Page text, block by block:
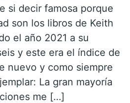
si decir famosa porque
son los libros de Keith
el año 2021 a su
y este era el índice de
nuevo y como siempre
La gran mayoría
me […]